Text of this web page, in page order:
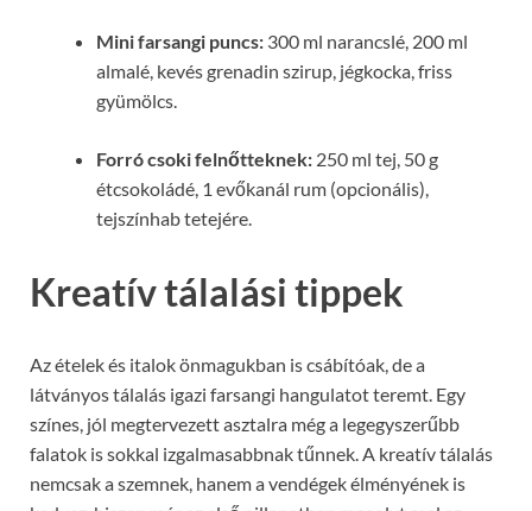
Mini farsangi puncs: 300 ml narancslé, 200 ml
almalé, kevés grenadin szirup, jégkocka, friss
gyümölcs.
Forró csoki felnőtteknek: 250 ml tej, 50 g
étcsokoládé, 1 evőkanál rum (opcionális),
tejszínhab tetejére.
Kreatív tálalási tippek
Az ételek és italok önmagukban is csábítóak, de a
látványos tálalás igazi farsangi hangulatot teremt. Egy
színes, jól megtervezett asztalra még a legegyszerűbb
falatok is sokkal izgalmasabbnak tűnnek. A kreatív tálalás
nemcsak a szemnek, hanem a vendégek élményének is